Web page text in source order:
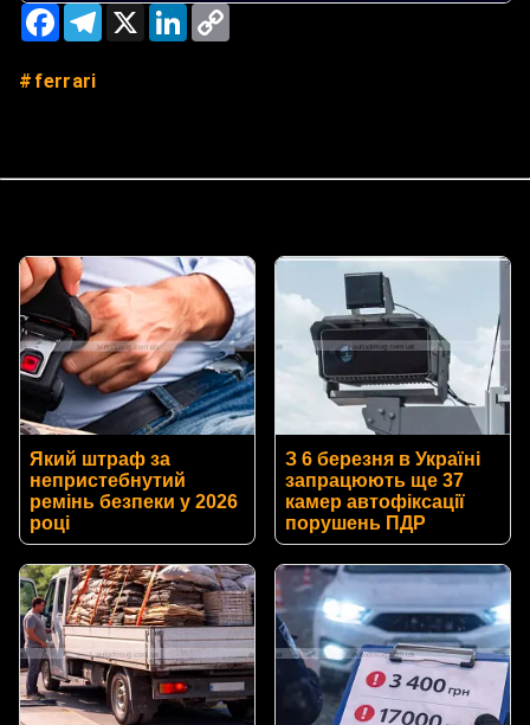
FacebookTelegram
X LinkedIn
ferrari
Який штраф за
непристебнутий
ремінь безпеки у 2026
році
З 6 березня в Україні
запрацюють ще 37
камер автофіксації
порушень ПДР